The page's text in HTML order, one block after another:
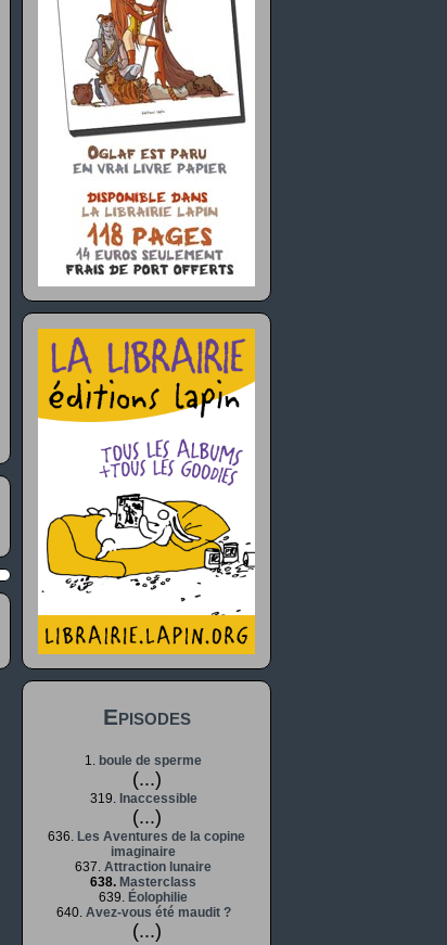
Episodes
1. boule de sperme
(...)
319. Inaccessible
(...)
636. Les Aventures de la copine
imaginaire
637. Attraction lunaire
638. Masterclass
639. Éolophilie
640. Avez-vous été maudit ?
(...)